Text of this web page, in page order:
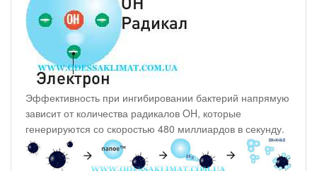
Эффективность при ингибировании бактерий напрямую
зависит от количества радикалов OH, которые
генерируются со скоростью 480 миллиардов в секунду.